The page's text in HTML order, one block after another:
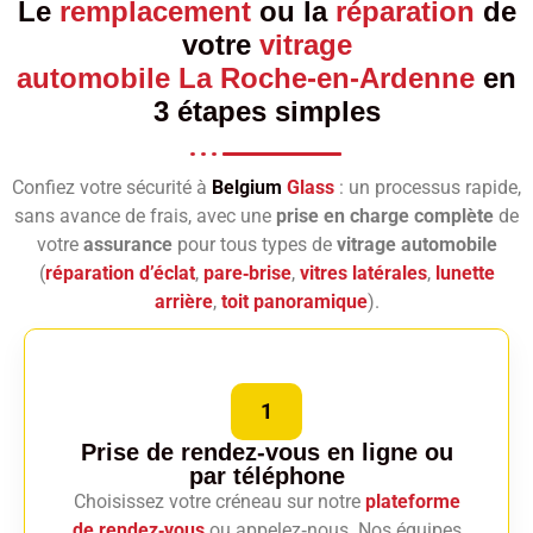
Le remplacementou la réparation de
votre vitrage
automobile La Roche-en-Ardenne en
3 étapes simples
Confiez votre sécurité à Belgium Glass : un processus rapide,
sans avance de frais, avec une prise en charge complète de
votre assurancepour tous types de vitrage automobile
(réparation d’éclat, pare‑brise, vitres latérales, lunette
arrière, toit panoramique).
1
Prise de rendez-vous en ligne ou
par téléphone
Choisissez votre créneau sur notre plateforme